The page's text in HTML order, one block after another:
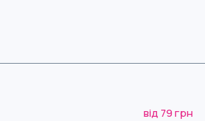
від 79 грн